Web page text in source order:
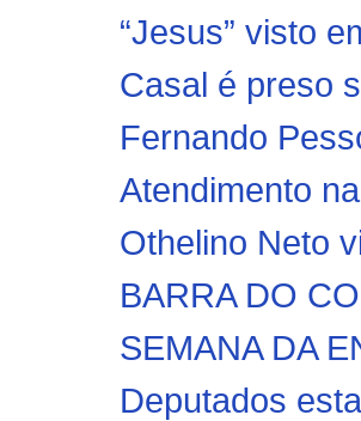
“Jesus” visto
Casal é preso
Fernando
Atendimento
Othelino Neto
BARRA DO
SEMANA DA
Deputados